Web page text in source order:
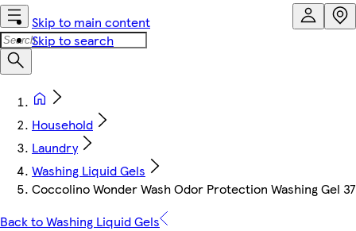
Skip to main content
Skip to search
Household
Laundry
Washing Liquid Gels
Coccolino Wonder Wash Odor Protection Washing Gel
Back to Washing Liquid Gels